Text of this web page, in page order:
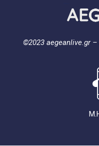
©2023 aegeanlive.gr